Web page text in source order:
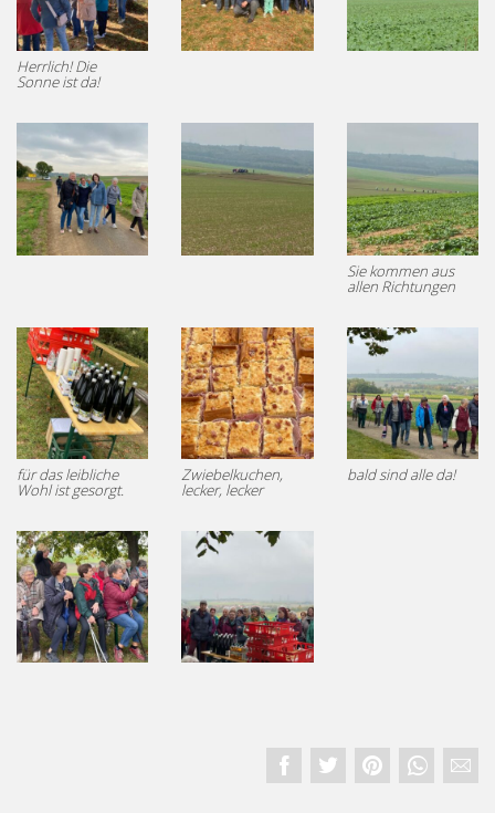
Herrlich! Die
Sonne ist da!
Sie kommen aus
allen Richtungen
für das leibliche
Wohl ist gesorgt.
Zwiebelkuchen,
lecker, lecker
bald sind alle da!